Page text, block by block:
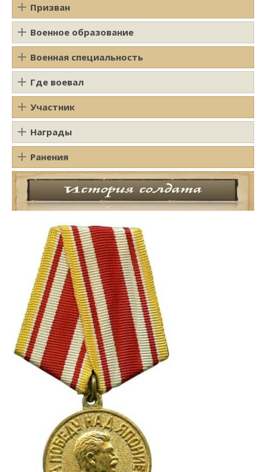
Призван
Военное образование
Военная специальность
Где воевал
Участник
Награды
Ранения